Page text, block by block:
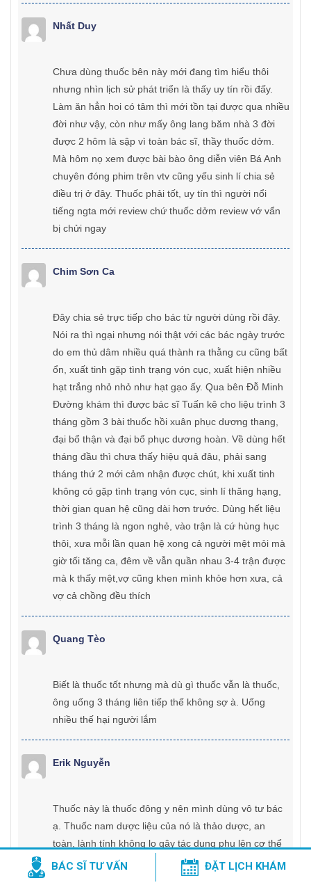
Nhất Duy
Chưa dùng thuốc bên này mới đang tìm hiểu thôi
nhưng nhìn lịch sử phát triển là thấy uy tín rồi đấy.
Làm ăn hẳn hoi có tâm thì mới tồn tại được qua nhiều
đời như vậy, còn như mấy ông lang băm nhà 3 đời
được 2 hôm là sập vì toàn bác sĩ, thầy thuốc dởm.
Mà hôm nọ xem được bài bào ông diễn viên Bá Anh
chuyên đóng phim trên vtv cũng yếu sinh lí chia sẻ
điều trị ở đây. Thuốc phải tốt, uy tín thì người nổi
tiếng ngta mới review chứ thuốc dởm review vớ vẩn
bị chửi ngay
Chim Sơn Ca
Đây chia sẻ trực tiếp cho bác từ người dùng rồi đây.
Nói ra thì ngại nhưng nói thật với các bác ngày trước
do em thủ dâm nhiều quá thành ra thằng cu cũng bất
ổn, xuất tinh gặp tình trạng vón cục, xuất hiện nhiều
hạt trắng nhỏ nhỏ như hạt gạo ấy. Qua bên Đỗ Minh
Đường khám thì được bác sĩ Tuấn kê cho liệu trình 3
tháng gồm 3 bài thuốc hồi xuân phục dương thang,
đại bổ thận và đại bổ phục dương hoàn. Về dùng hết
tháng đầu thì chưa thấy hiệu quả đâu, phải sang
tháng thứ 2 mới cảm nhận được chút, khi xuất tinh
không có gặp tình trạng vón cục, sinh lí thăng hạng,
thời gian quan hệ cũng dài hơn trước. Dùng hết liệu
trình 3 tháng là ngon nghẻ, vào trận là cứ hùng hục
thôi, xưa mỗi lần quan hệ xong cả người mệt mỏi mà
giờ tối tăng ca, đêm về vẫn quần nhau 3-4 trận được
mà k thấy mệt,vợ cũng khen mình khỏe hơn xưa, cả
vợ cả chồng đều thích
Quang Tèo
Biết là thuốc tốt nhưng mà dù gì thuốc vẫn là thuốc,
ông uống 3 tháng liên tiếp thế không sợ à. Uống
nhiều thế hại người lắm
Erik Nguyễn
Thuốc này là thuốc đông y nên mình dùng vô tư bác
ạ. Thuốc nam dược liệu của nó là thảo dược, an
toàn, lành tính không lo gây tác dụng phụ lên cơ thể
như thuốc tây đâu. Cơ chế của thuốc nam là ngấm
chậm, ngấm sâu, triệt từ gốc rễ của bệnh nên thời
BÁC SĨ TƯ VẤN ĐẶT LỊCH KHÁM